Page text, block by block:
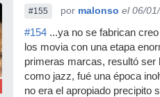
#155 por malonso el 06/
#154 ...ya no se fabrican
los movia con una etapa
primeras marcas, resultó ser
como jazz, fué una época
no era el apropiado precipito